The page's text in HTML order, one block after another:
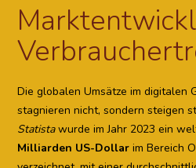
Die globalen Umsätze im digitalen
stagnieren nicht, sondern steigen
Statistawurde im Jahr 2023 ein
Milliarden US-Dollar im Bereich